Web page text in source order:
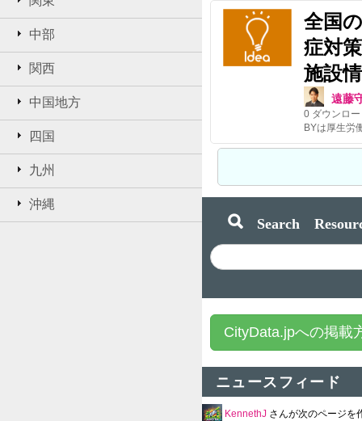
中部
関西
中国地方
四国
九州
沖縄
全国
症対
施設
遠藤
0 ダウンロ
BYは厚生労
Search
CityData.jpへの掲載
ニュースフィード
KennethJ さんが次のページを